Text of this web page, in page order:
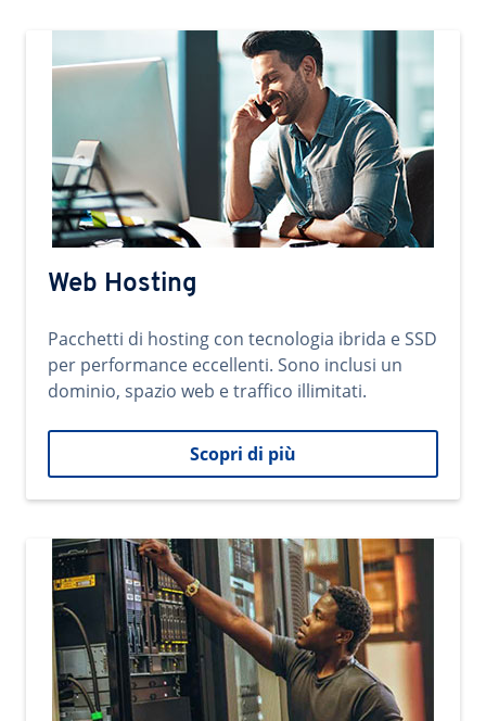
Web Hosting
Pacchetti di hosting con tecnologia ibrida e SSD
per performance eccellenti. Sono inclusi un
dominio, spazio web e traffico illimitati.
Scopri di più